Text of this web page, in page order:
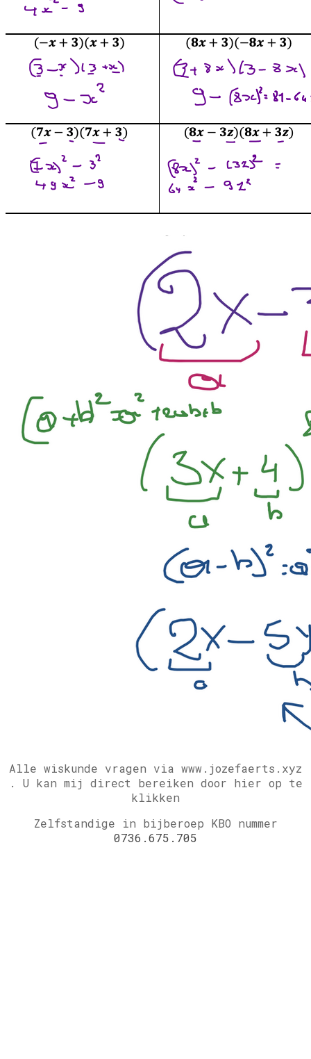
Alle wiskunde vragen via www.jozefaerts.xyz
. U kan mij direct bereiken door hier op te
klikken
Zelfstandige in bijberoep KBO nummer
0736.675.705